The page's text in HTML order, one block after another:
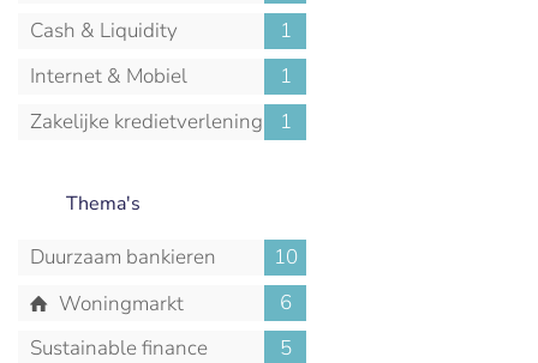
Cash & Liquidity
Management
1
Internet & Mobiel
1
Zakelijke kredietverlening
1
Thema's
Duurzaam bankieren
10
Woningmarkt
6
Sustainable finance
5